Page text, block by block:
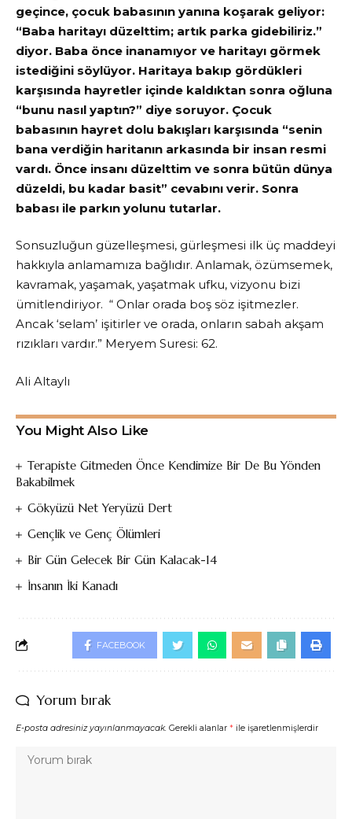
geçince, çocuk babasının yanına koşarak geliyor:
“Baba haritayı düzelttim; artık parka gidebiliriz.”
diyor. Baba önce inanamıyor ve haritayı görmek
istediğini söylüyor. Haritaya bakıp gördükleri
karşısında hayretler içinde kaldıktan sonra oğluna
“bunu nasıl yaptın?” diye soruyor. Çocuk
babasının hayret dolu bakışları karşısında “senin
bana verdiğin haritanın arkasında bir insan resmi
vardı. Önce insanı düzelttim ve sonra bütün dünya
düzeldi, bu kadar basit” cevabını verir. Sonra
babası ile parkın yolunu tutarlar.
Sonsuzluğun güzelleşmesi, gürleşmesi ilk üç maddeyi
hakkıyla anlamamıza bağlıdır. Anlamak, özümsemek,
kavramak, yaşamak, yaşatmak ufku, vizyonu bizi
ümitlendiriyor. “ Onlar orada boş söz işitmezler.
Ancak ‘selam’ işitirler ve orada, onların sabah akşam
rızıkları vardır.” Meryem Suresi: 62.
Ali Altaylı
You Might Also Like
Terapiste Gitmeden Önce Kendimize Bir De Bu Yönden
Bakabilmek
Gökyüzü Net Yeryüzü Dert
Gençlik ve Genç Ölümleri
Bir Gün Gelecek Bir Gün Kalacak-14
İnsanın İki Kanadı
FACEBOOK
Yorum bırak
E-posta adresiniz yayınlanmayacak. Gerekli alanlar * ile işaretlenmişlerdir